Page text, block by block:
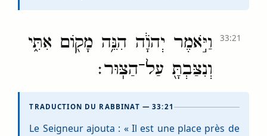
וַיֹּ֣אמֶר יְהֹוָ֔ה הִנֵּ֥ה מָק֖וֹם אִתִּ֑י
וְנִצַּבְתָּ֖ עַל־הַצּֽוּר׃
33:21
TRADUCTION DU RABBINAT — 33:21
Le Seigneur ajouta : « Il est une place près de